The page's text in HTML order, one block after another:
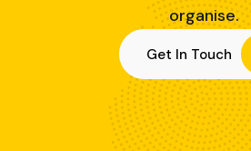
organise.
Get In Touch